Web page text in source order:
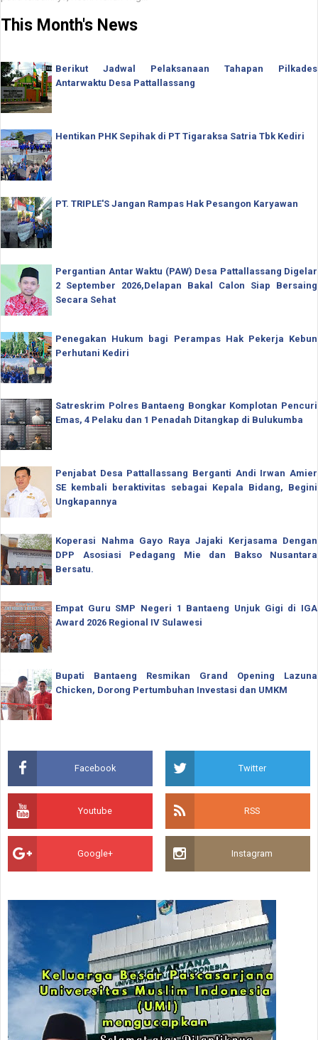
This Month's News
Berikut Jadwal Pelaksanaan Tahapan Pilkades
Antarwaktu Desa Pattallassang
Hentikan PHK Sepihak di PT Tigaraksa Satria Tbk Kediri
PT. TRIPLE'S Jangan Rampas Hak Pesangon Karyawan
Pergantian Antar Waktu (PAW) Desa Pattallassang Digelar
2 September 2026,Delapan Bakal Calon Siap Bersaing
Secara Sehat
Penegakan Hukum bagi Perampas Hak Pekerja Kebun
Perhutani Kediri
Satreskrim Polres Bantaeng Bongkar Komplotan Pencuri
Emas, 4 Pelaku dan 1 Penadah Ditangkap di Bulukumba
Penjabat Desa Pattallassang Berganti Andi Irwan Amier
SE kembali beraktivitas sebagai Kepala Bidang, Begini
Ungkapannya
Koperasi Nahma Gayo Raya Jajaki Kerjasama Dengan
DPP Asosiasi Pedagang Mie dan Bakso Nusantara
Bersatu.
Empat Guru SMP Negeri 1 Bantaeng Unjuk Gigi di IGA
Award 2026 Regional IV Sulawesi
Bupati Bantaeng Resmikan Grand Opening Lazuna
Chicken, Dorong Pertumbuhan Investasi dan UMKM
Facebook Twitter
Youtube RSS
Google+ Instagram